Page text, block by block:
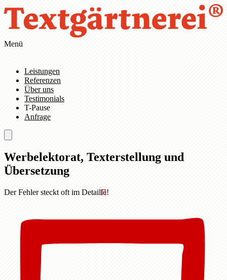
Zum Hauptinhalt springen
Zur Navigation springen
Menü
Leistungen
Referenzen
Über uns
Testimonials
T-Pause
Anfrage
Werbelektorat, Texterstellung und
Übersetzung
Der Fehler steckt oft im Detaille!